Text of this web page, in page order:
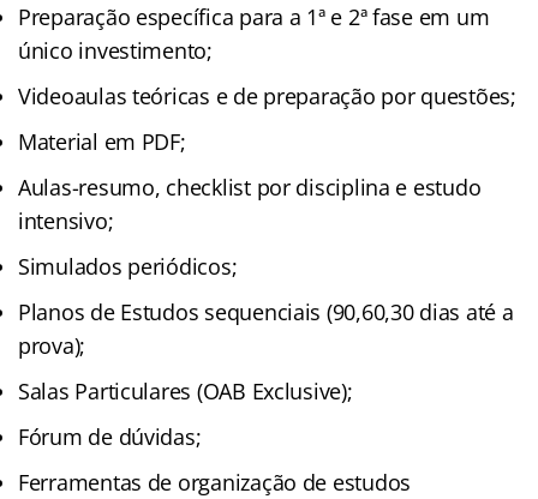
Preparação específica para a 1ª e 2ª fase em um
único investimento;
Videoaulas teóricas e de preparação por questões;
Material em PDF;
Aulas-resumo, checklist por disciplina e estudo
intensivo;
Simulados periódicos;
Planos de Estudos sequenciais (90,60,30 dias até a
prova);
Salas Particulares (OAB Exclusive);
Fórum de dúvidas;
Ferramentas de organização de estudos